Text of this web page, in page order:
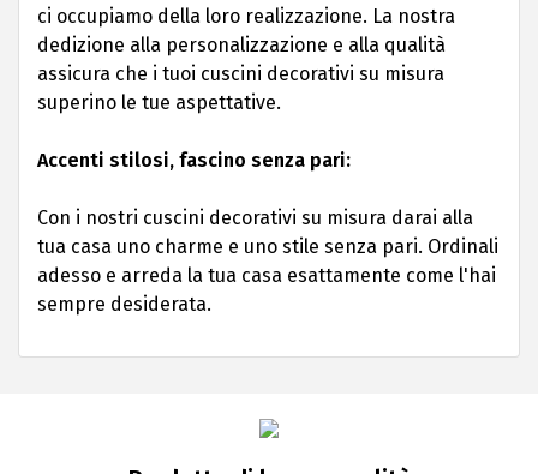
ci occupiamo della loro realizzazione. La nostra
dedizione alla personalizzazione e alla qualità
assicura che i tuoi cuscini decorativi su misura
superino le tue aspettative.
Accenti stilosi, fascino senza pari:
Con i nostri cuscini decorativi su misura darai alla
tua casa uno charme e uno stile senza pari. Ordinali
adesso e arreda la tua casa esattamente come l'hai
sempre desiderata.